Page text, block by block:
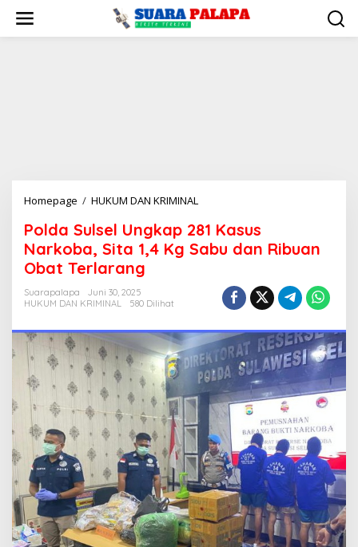
konten
Homepage / HUKUM DAN KRIMINAL
Ungkap
281
Kg
Sabu
dan
Ribuan
Obat
Terlarang
Polda Sulsel Ungkap 281 Kasus
Narkoba, Sita 1,4 Kg Sabu dan Ribuan
Obat Terlarang
Suarapalapa
Juni 30, 2025
HUKUM DAN KRIMINAL
580 Dilihat